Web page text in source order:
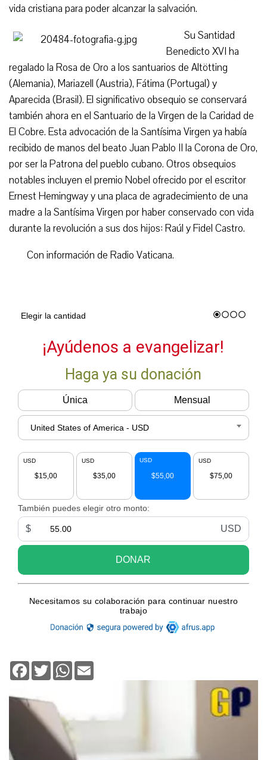
vida cristiana para poder alcanzar la salvación.
Su Santidad
Benedicto XVI ha
regalado la Rosa de Oro a los santuarios de Altötting
(Alemania), Mariazell (Austria), Fátima (Portugal) y
Aparecida (Brasil). El significativo obsequio se conservará
también ahora en el Santuario de la Virgen de la Caridad de
El Cobre. Esta advocación de la Santísima Virgen ya había
recibido de manos del beato Juan Pablo II la Corona de Oro,
por ser la Patrona del pueblo cubano. Otros obsequios
notables incluyen el premio Nobel ofrecido por el escritor
Ernest Hemingway y una placa de agradecimiento de una
madre a la Santísima Virgen por haber conservado con vida
durante la revolución a sus dos hijos: Raúl y Fidel Castro.
Con información de Radio Vaticana.
Facebook
TwitterWhatsApp